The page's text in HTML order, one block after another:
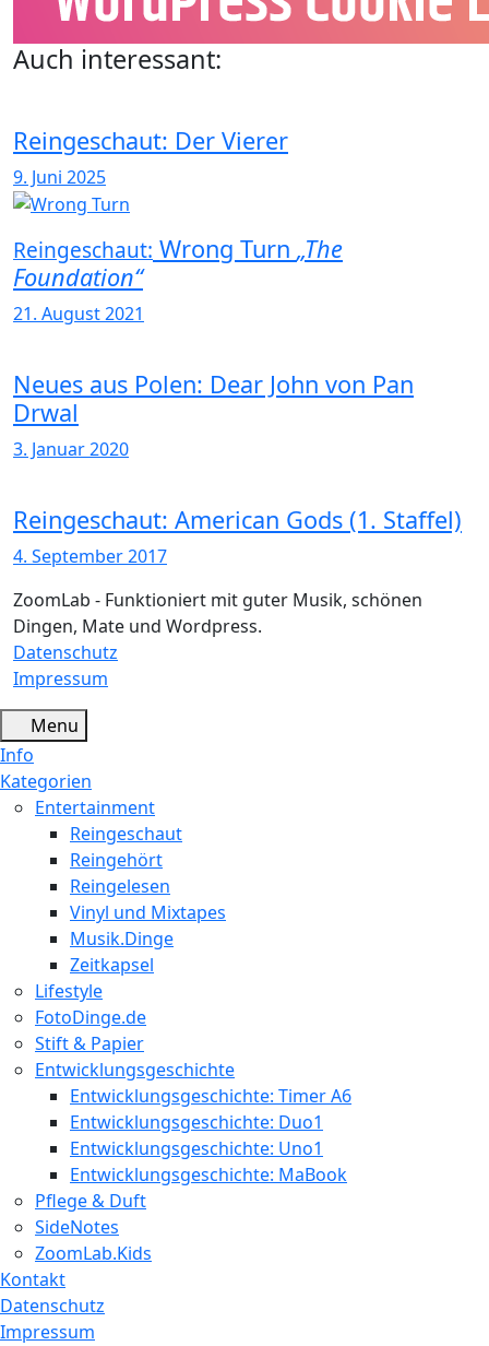
Auch interessant:
Reingeschaut: Der Vierer
9. Juni 2025
Reingeschaut: Wrong Turn „The
Foundation“
21. August 2021
Neues aus Polen: Dear John von Pan
Drwal
3. Januar 2020
Reingeschaut: American Gods (1. Staffel)
4. September 2017
ZoomLab - Funktioniert mit guter Musik, schönen
Dingen, Mate und Wordpress.
Datenschutz
Impressum
Menu
Info
Kategorien
Entertainment
Reingeschaut
Reingehört
Reingelesen
Vinyl und Mixtapes
Musik.Dinge
Zeitkapsel
Lifestyle
FotoDinge.de
Stift & Papier
Entwicklungsgeschichte
Entwicklungsgeschichte: Timer A6
Entwicklungsgeschichte: Duo1
Entwicklungsgeschichte: Uno1
Entwicklungsgeschichte: MaBook
Pflege & Duft
SideNotes
ZoomLab.Kids
Kontakt
Datenschutz
Impressum